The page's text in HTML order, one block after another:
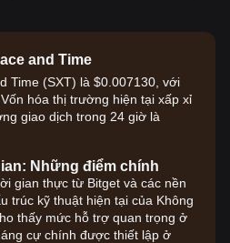
and Time
Time (SXT) là $0.007130, với
hóa thị trường hiện tại xấp xỉ
giao dịch trong 24 giờ là
Những điểm chính
gian thực từ Bitget và các nền
trúc kỹ thuật hiện tại của Không
thấy mức hỗ trợ quan trọng ở
cự chính được thiết lập ở